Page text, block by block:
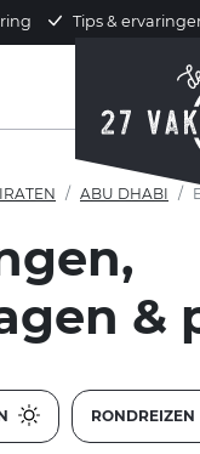
Tips &
ABU DHABI
&
RONDREIZEN